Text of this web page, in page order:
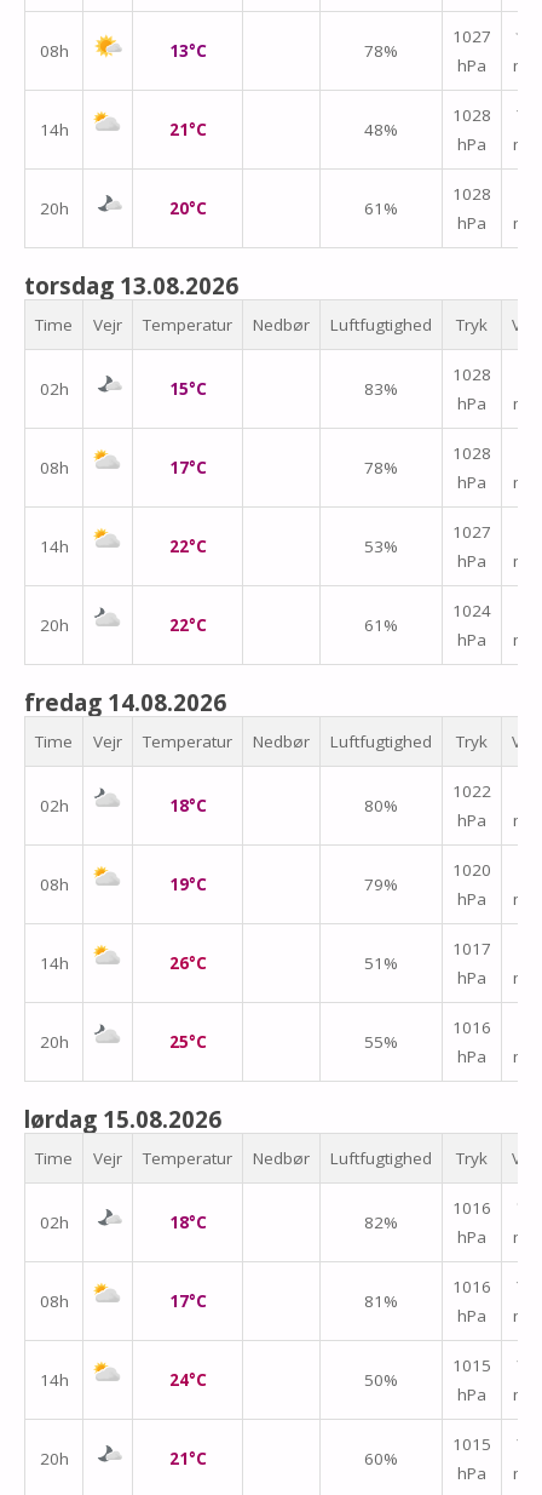
08h 13°C 78%
1027
hPa
↑
m/s
14h 21°C 48%
1028
hPa
↑
m/s
20h 20°C 61%
1028
hPa
m/s
torsdag 13.08.2026
Time Vejr Temperatur Nedbør Luftfugtighed Tryk
02h 15°C 83%
1028
hPa
m/s
08h 17°C 78%
1028
hPa
m/s
14h 22°C 53%
1027
hPa
m/s
20h 22°C 61%
1024
hPa
m/s
fredag 14.08.2026
Time Vejr Temperatur Nedbør Luftfugtighed Tryk
02h 18°C 80%
1022
hPa
m/s
08h 19°C 79%
1020
hPa
m/s
14h 26°C 51%
1017
hPa
m/s
20h 25°C 55%
1016
hPa
m/s
lørdag 15.08.2026
Time Vejr Temperatur Nedbør Luftfugtighed Tryk
02h 18°C 82%
1016
hPa
↑
m/s
08h 17°C 81%
1016
hPa
↑
m/s
14h 24°C 50%
1015
hPa
↑
m/s
20h 21°C 60%
1015
hPa
↑
m/s